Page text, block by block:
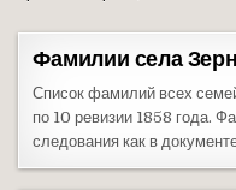
Фамилии села
Список фамилий всех
по 10 ревизии 1858 года.
следования как в